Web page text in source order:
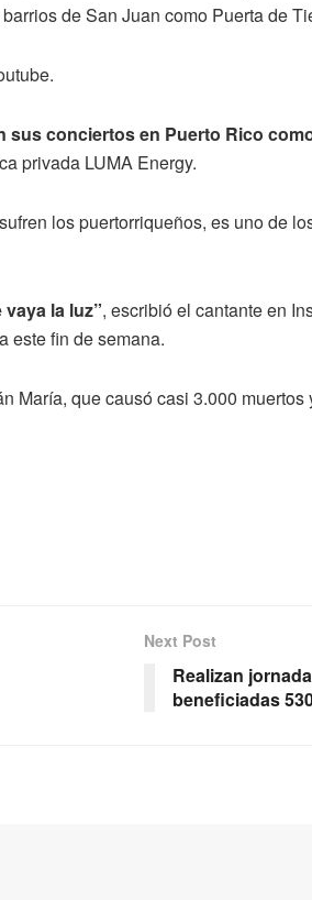
de San Juan como Puerta de
conciertos en Puerto Rico
privada LUMA Energy.
los puertorriqueños, es uno de
la luz”, escribió el cantante en
este fin de semana.
María, que causó casi 3.000
Next Post
Realizan
beneficiadas